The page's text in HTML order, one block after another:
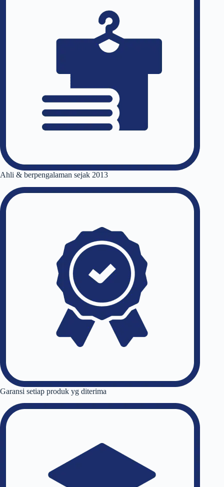
Ahli & berpengalaman sejak 2013
Garansi setiap produk yg diterima